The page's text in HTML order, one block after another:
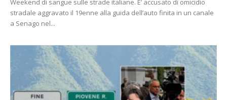
Weekend di sangue sulle strade italiane. E’ accusato di omicidio
stradale aggravato il 19enne alla guida dell’auto finita in un canale
a Senago nel...